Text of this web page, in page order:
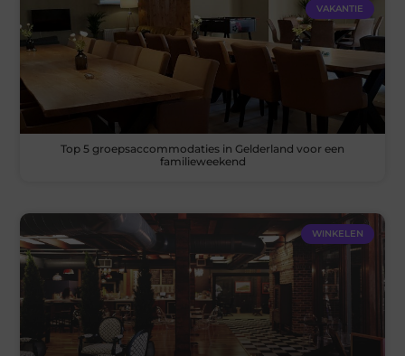
VAKANTIE
Top 5 groepsaccommodaties in Gelderland voor een
familieweekend
WINKELEN